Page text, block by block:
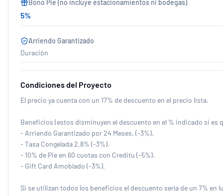
Bono Pie (no incluye estacionamientos ni bodegas)
5%
Arriendo Garantizado
Duración
Condiciones del Proyecto
El precio ya cuenta con un 17% de descuento en el precio lista.
Beneficios (estos disminuyen el descuento en el % indicado si es
- Arriendo Garantizado por 24 Meses. (-3%).
- Tasa Congelada 2,8% (-3%).
- 10% de Pie en 60 cuotas con Creditu (-5%).
- Gift Card Amoblado (-3%).
Si se utilizan todos los beneficios el descuento sería de un 7% en